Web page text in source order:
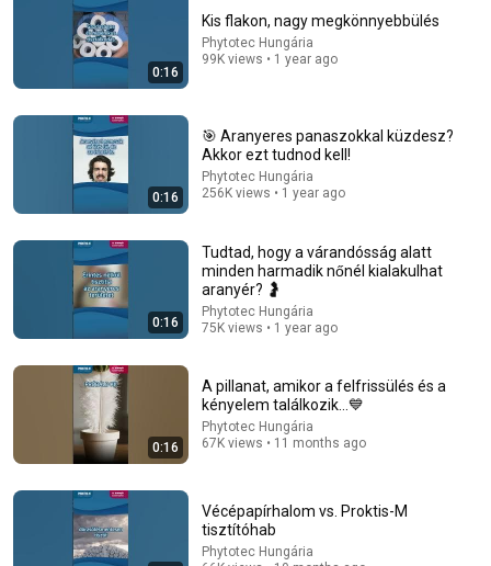
Man Spent Two Years Building HUGE Wooden House
World Build 3.1M views
0:16
Kis flakon, nagy megkönnyebbülés
Phytotec Hungária
99K views • 1 year ago
0:16
🎯 Aranyeres panaszokkal küzdesz?
Akkor ezt tudnod kell!
Phytotec Hungária
256K views • 1 year ago
0:16
Tudtad, hogy a várandósság alatt
minden harmadik nőnél kialakulhat
aranyér? 🤰
Phytotec Hungária
75K views • 1 year ago
0:16
A pillanat, amikor a felfrissülés és a
kényelem találkozik…💙
Phytotec Hungária
67K views • 11 months ago
Vécépapírhalom vs. Proktis-M
tisztítóhab
Phytotec Hungária